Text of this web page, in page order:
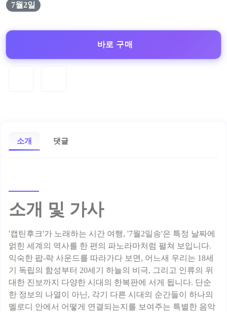
7월2일
바로 구매
소개 댓글
소개 및 가사
'캡틴후크'가 노래하는 시간 여행, '7월2일송'은 특정 날짜에
얽힌 세계의 역사를 한 편의 파노라마처럼 펼쳐 보입니다.
익숙한 팝-락 사운드를 따라가다 보면, 어느새 우리는 18세
기 독립의 함성부터 20세기 하늘의 비극, 그리고 인류의 위
대한 진보까지 다양한 시대의 한복판에 서게 됩니다. 단순
한 정보의 나열이 아닌, 각기 다른 시대의 순간들이 하나의
멜로디 안에서 어떻게 연결되는지를 보여주는 특별한 음악